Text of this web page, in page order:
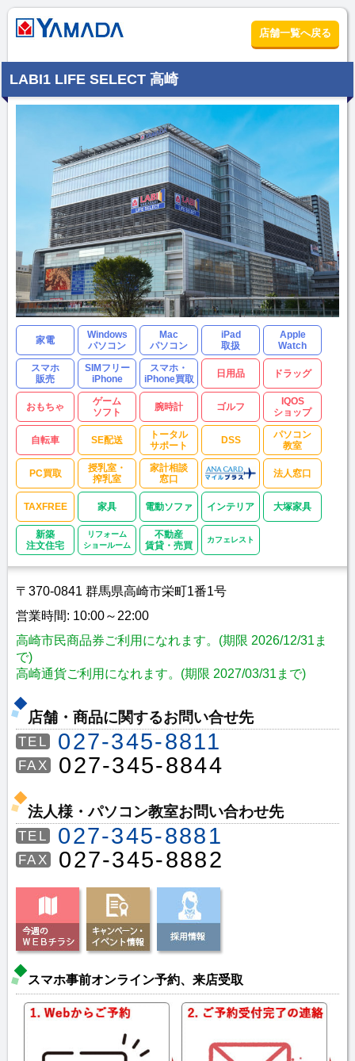
店舗一覧へ戻る
LABI1 LIFE SELECT 高崎
家電
Windows
パソコン
Mac
パソコン
iPad
取扱
Apple
Watch
スマホ
販売
SIMフリー
iPhone
スマホ・
iPhone買取
日用品 ドラッグ
おもちゃ
ゲーム
ソフト
腕時計 ゴルフ
IQOS
ショップ
自転車 SE配送
トータル
サポート
DSS
パソコン
教室
PC買取
授乳室・
搾乳室
家計相談
窓口
法人窓口
TAXFREE 家具 電動ソファ インテリア 大塚家具
新築
注文住宅
リフォーム
ショールーム
不動産
賃貸・売買
カフェレスト
〒370-0841 群馬県高崎市栄町1番1号
営業時間: 10:00～22:00
高崎市民商品券ご利用になれます。(期限 2026/12/31ま
で)
高崎通貨ご利用になれます。(期限 2027/03/31まで)
店舗・商品に関するお問い合せ先
TEL 027-345-8811
FAX 027-345-8844
法人様・パソコン教室お問い合わせ先
TEL 027-345-8881
FAX 027-345-8882
スマホ事前オンライン予約、来店受取